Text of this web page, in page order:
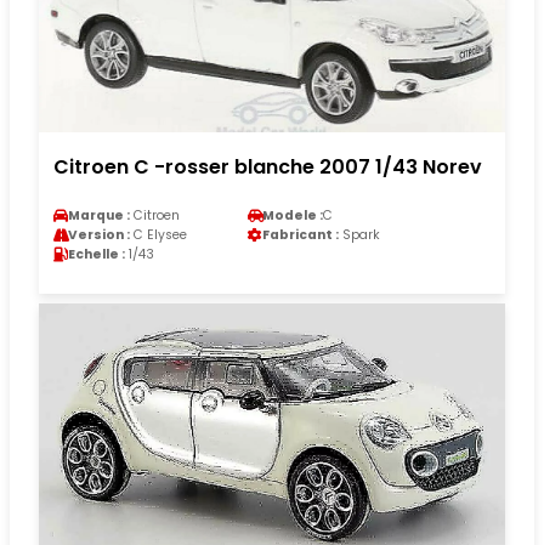
Citroen C -rosser blanche 2007 1/43 Norev
Marque : Citroen Modele :C
Version : C Elysee Fabricant : Spark
Echelle : 1/43